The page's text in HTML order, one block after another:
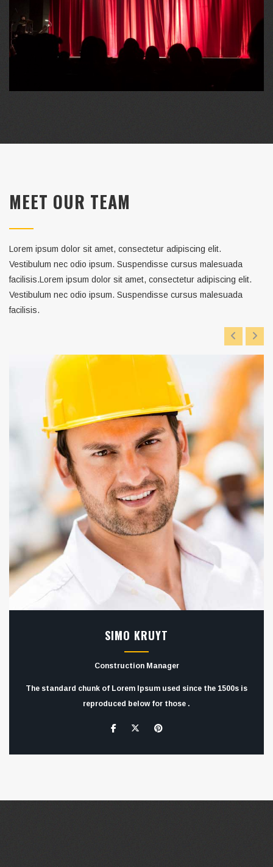
palco show, que sem dúvidas é um grande ...
MEET OUR TEAM
Lorem ipsum dolor sit amet, consectetur adipiscing elit.
Vestibulum nec odio ipsum. Suspendisse cursus malesuada
facilisis.Lorem ipsum dolor sit amet, consectetur adipiscing elit.
Vestibulum nec odio ipsum. Suspendisse cursus malesuada
facilisis.
SIMO KRUYT
Construction Manager
The standard chunk of Lorem Ipsum used since the 1500s is
reproduced below for those .